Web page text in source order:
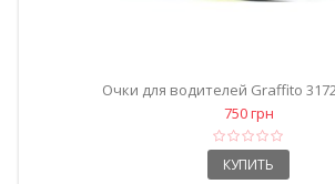
Очки для водителей Graffito
750 грн
КУПИТЬ